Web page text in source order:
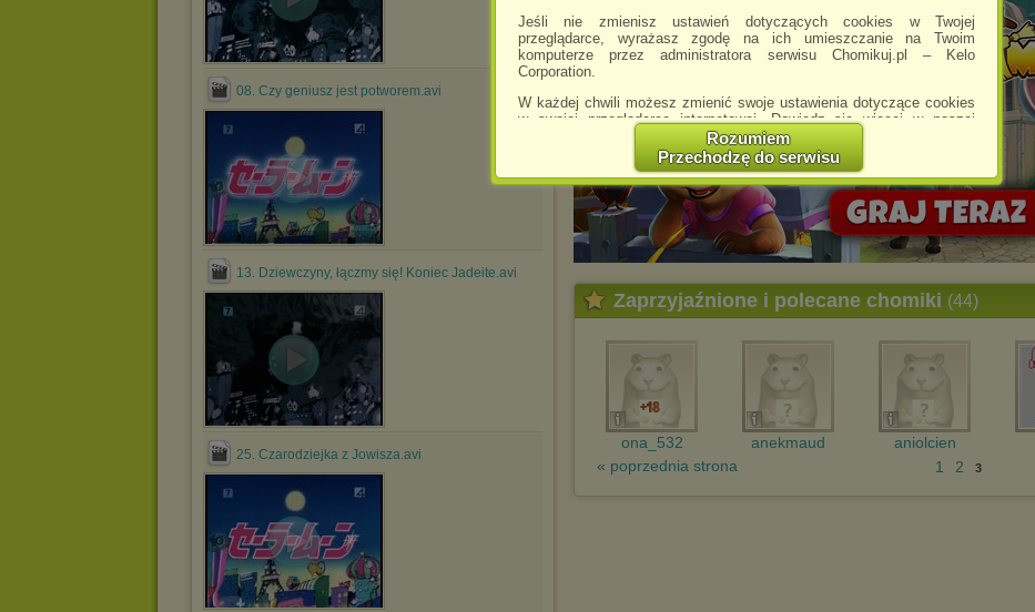
Jeśli nie zmienisz ustawień dotyczących cookies w Twojej
przeglądarce, wyrażasz zgodę na ich umieszczanie na Twoim
komputerze przez administratora serwisu Chomikuj.pl – Kelo
Corporation.
W każdej chwili możesz zmienić swoje ustawienia dotyczące cookies
w swojej przeglądarce internetowej. Dowiedz się więcej w naszej
http://chomikuj.pl/PolitykaPrywatnosci.aspx
Jednocześnie informujemy że zmiana ustawień przeglądarki może
spowodować ograniczenie korzystania ze strony Chomikuj.pl.
W przypadku braku twojej zgody na akceptację cookies niestety
prosimy o opuszczenie serwisu chomikuj.pl.
Wykorzystanie plików cookiesprzezZaufanych Partnerów
marketingowych).
będzie dopasowana do Twoich preferencji, a będzie to reklama
wyświetlona przypadkowo.
Istnieje możliwość zmiany ustawień przeglądarki internetowej w
sposób uniemożliwiający przechowywanie plików cookies na
urządzeniu końcowym. Można również usunąć pliki cookies,
dokonując odpowiednich zmian w ustawieniach przeglądarki
Rozumiem
Przechodzę do serwisu
08. Czy geniusz jest potworem.avi
.
13. Dziewczyny, łączmy się! Koniec Jadeite.avi
25. Czarodziejka z Jowisza.avi
Zaprzyjaźnione i polecane chomiki (44)
ona_532 anekmaud aniolcien
« poprzednia strona
1 2 3